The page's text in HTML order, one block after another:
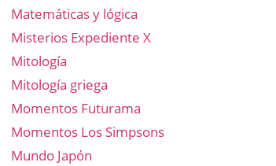
Matemáticas y lógica
Misterios Expediente X
Mitología
Mitología griega
Momentos Futurama
Momentos Los Simpsons
Mundo Japón